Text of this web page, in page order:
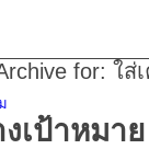
for: ใส่
งเป้าหมา